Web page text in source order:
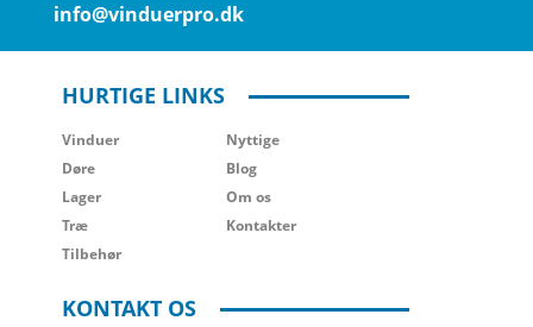
info@vinduerpro.dk
HURTIGE LINKS
Vinduer
Døre
Lager
Træ
Tilbehør
Nyttige
Blog
Om os
Kontakter
KONTAKT OS